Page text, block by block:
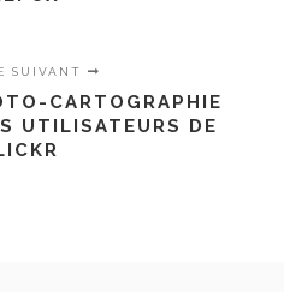
SUIVANT
CARTOGRAPHIE
UTILISATEURS DE